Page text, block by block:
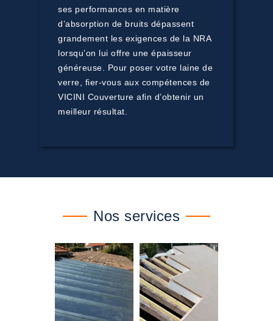
ses performances en matière
d’absorption de bruits dépassent
grandement les exigences de la NRA
lorsqu’on lui offre une épaisseur
généreuse. Pour poser votre laine de
verre, fier-vous aux compétences de
VICINI Couverture afin d’obtenir un
meilleur résultat.
Nos services